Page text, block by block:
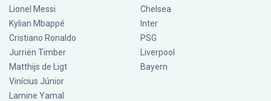
Lionel Messi
Kylian Mbappé
Cristiano Ronaldo
Jurriën Timber
Matthijs de Ligt
Vinícius Júnior
Lamine Yamal
Chelsea
Inter
PSG
Liverpool
Bayern